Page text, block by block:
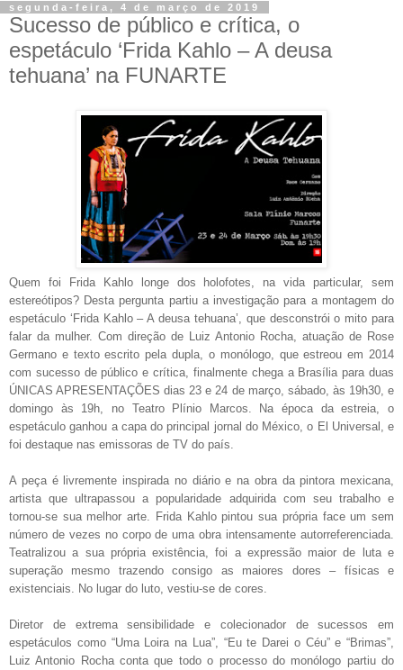
segunda-feira, 4 de março de 2019
Sucesso de público e crítica, o
espetáculo ‘Frida Kahlo – A deusa
tehuana’ na FUNARTE
Quem foi Frida Kahlo longe dos holofotes, na vida particular, sem
estereótipos? Desta pergunta partiu a investigação para a montagem do
espetáculo ‘Frida Kahlo – A deusa tehuana’, que desconstrói o mito para
falar da mulher. Com direção de Luiz Antonio Rocha, atuação de Rose
Germano e texto escrito pela dupla, o monólogo, que estreou em 2014
com sucesso de público e crítica, finalmente chega a Brasília para duas
ÚNICAS APRESENTAÇÕES dias 23 e 24 de março, sábado, às 19h30, e
domingo às 19h, no Teatro Plínio Marcos. Na época da estreia, o
espetáculo ganhou a capa do principal jornal do México, o El Universal, e
foi destaque nas emissoras de TV do país.
A peça é livremente inspirada no diário e na obra da pintora mexicana,
artista que ultrapassou a popularidade adquirida com seu trabalho e
tornou-se sua melhor arte. Frida Kahlo pintou sua própria face um sem
número de vezes no corpo de uma obra intensamente autorreferenciada.
Teatralizou a sua própria existência, foi a expressão maior de luta e
superação mesmo trazendo consigo as maiores dores – físicas e
existenciais. No lugar do luto, vestiu-se de cores.
Diretor de extrema sensibilidade e colecionador de sucessos em
espetáculos como “Uma Loira na Lua”, “Eu te Darei o Céu” e “Brimas”,
Luiz Antonio Rocha conta que todo o processo do monólogo partiu do